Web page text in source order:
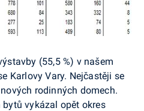
(55,5 %) v našem
Karlovy Vary. Nejčastěji se
rodinných domech.
vykázal opět okres